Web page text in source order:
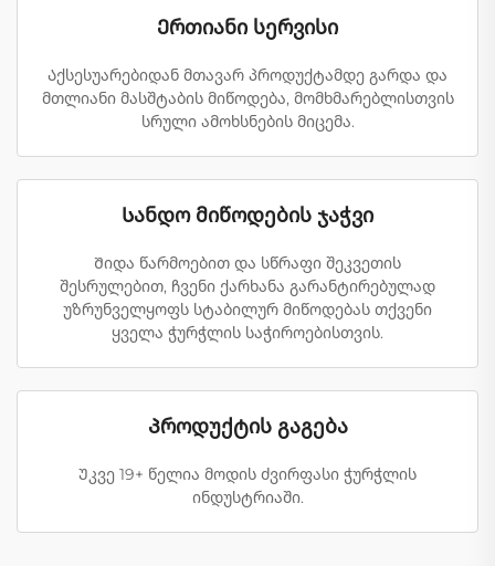
Ერთიანი სერვისი
Აქსესუარებიდან მთავარ პროდუქტამდე გარდა და
მთლიანი მასშტაბის მიწოდება, მომხმარებლისთვის
სრული ამოხსნების მიცემა.
Სანდო მიწოდების ჯაჭვი
Შიდა წარმოებით და სწრაფი შეკვეთის
შესრულებით, ჩვენი ქარხანა გარანტირებულად
უზრუნველყოფს სტაბილურ მიწოდებას თქვენი
ყველა ჭურჭლის საჭიროებისთვის.
Პროდუქტის გაგება
Უკვე 19+ წელია მოდის ძვირფასი ჭურჭლის
ინდუსტრიაში.